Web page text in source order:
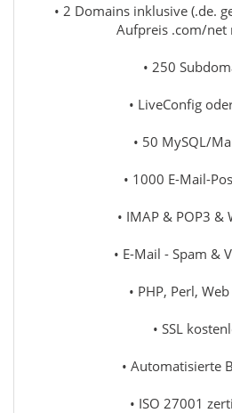
• 2 Domains inklusive (.de.
Aufpreis .com/net
• 250
• LiveConfig
• 50 MySQL/
• 1000 E-Mail-
• IMAP & POP3 &
• E-Mail - Spam &
• PHP, Perl,
• SSL
• Automatisierte
• ISO 27001